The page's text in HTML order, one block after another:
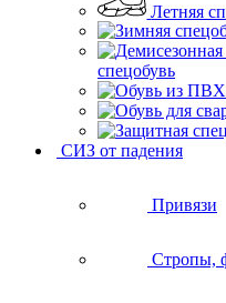
Летняя
спецобувь
СИЗ от падения
Привязи
Стропы,